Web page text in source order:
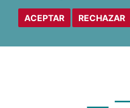
ACEPTAR RECHAZAR